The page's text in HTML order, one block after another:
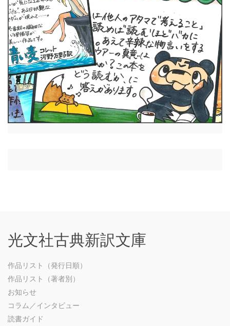
光文社古典新訳文庫
作品リスト（発行日順）
作品リスト（著者別）
お知らせ
コラム／インタビュー
読書ガイド